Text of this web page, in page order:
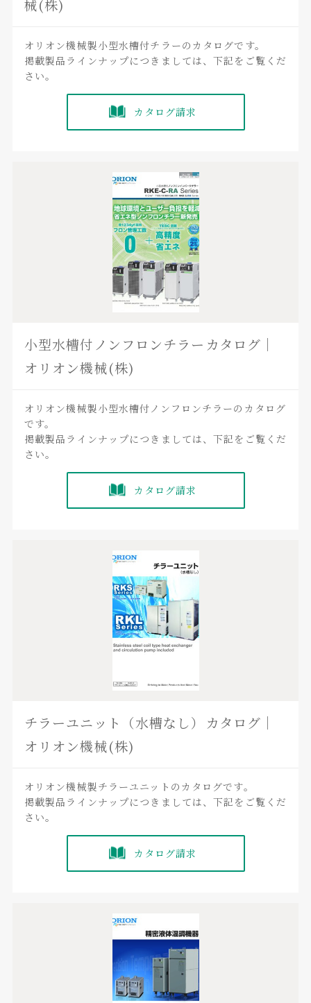
械(株)
オリオン機械製小型水槽付チラーのカタログです。
掲載製品ラインナップにつきましては、下記をご覧くだ
さい。
カタログ請求
小型水槽付ノンフロンチラーカタログ｜
オリオン機械(株)
オリオン機械製小型水槽付ノンフロンチラーのカタログ
です。
掲載製品ラインナップにつきましては、下記をご覧くだ
さい。
カタログ請求
チラーユニット（水槽なし）カタログ｜
オリオン機械(株)
オリオン機械製チラーユニットのカタログです。
掲載製品ラインナップにつきましては、下記をご覧くだ
さい。
カタログ請求